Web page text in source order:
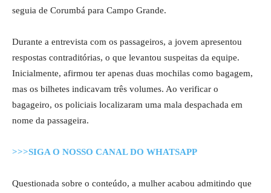
seguia de Corumbá para Campo Grande.
Durante a entrevista com os passageiros, a jovem apresentou
respostas contraditórias, o que levantou suspeitas da equipe.
Inicialmente, afirmou ter apenas duas mochilas como bagagem,
mas os bilhetes indicavam três volumes. Ao verificar o
bagageiro, os policiais localizaram uma mala despachada em
nome da passageira.
>>>SIGA O NOSSO CANAL DO WHATSAPP
Questionada sobre o conteúdo, a mulher acabou admitindo que